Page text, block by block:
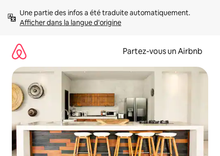
directement
Afficher dans la langue d'origine
Partez-vous un Airbnb